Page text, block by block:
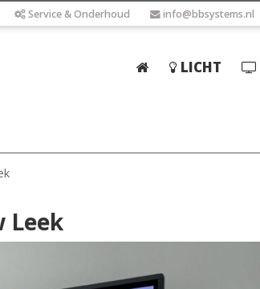
Service & Onderhoud info@bbsystems.nl
Licht
Elektrotechniek
IT
LICHT
Leek